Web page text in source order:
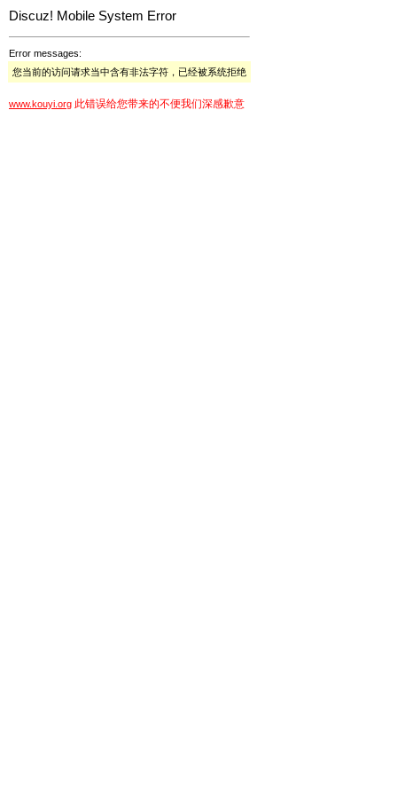
Discuz! Mobile System Error
Error messages:
您当前的访问请求当中含有非法字符，已经被系统拒绝
www.kouyi.org 此错误给您带来的不便我们深感歉意